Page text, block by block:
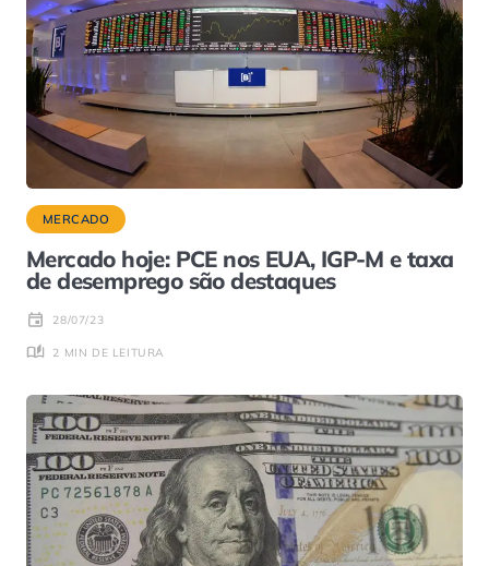
MERCADO
Mercado hoje: PCE nos EUA, IGP-M e taxa
de desemprego são destaques
28/07/23
2 MIN DE LEITURA